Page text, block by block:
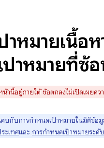
าหมายเนื้อ
ป้าหมายที่ซ้
น้านี้อยู่ภายใต้ ข้อตกลงไม่เปิดเผยค
คยกับการกำหนดเป้าหมายในมิติข้อ
ะเทศและ การกำหนดเป้าหมายระ